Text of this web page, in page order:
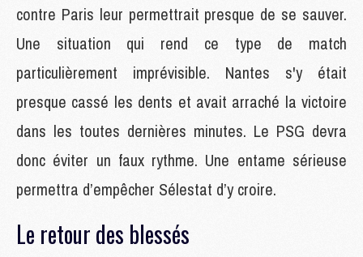
contre Paris leur permettrait presque de se sauver.
Une situation qui rend ce type de match
particulièrement imprévisible. Nantes s'y était
presque cassé les dents et avait arraché la victoire
dans les toutes dernières minutes. Le PSG devra
donc éviter un faux rythme. Une entame sérieuse
permettra d’empêcher Sélestat d’y croire.
Le retour des blessés